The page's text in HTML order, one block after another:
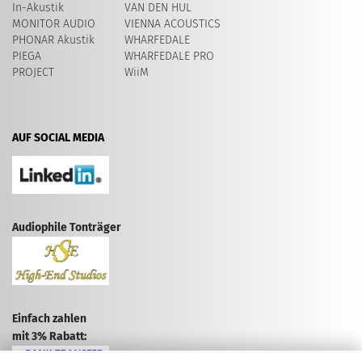
In-Akustik
MONITOR AUDIO
PHONAR Akustik
PIEGA
PROJECT
VAN DEN HUL
VIENNA ACOUSTICS
WHARFEDALE
WHARFEDALE PRO
WiiM
AUF SOCIAL MEDIA
Audiophile Tonträger
Einfach zahlen
mit 3% Rabatt: